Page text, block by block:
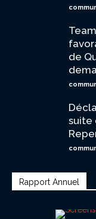
de
suite
Rapport Annuel